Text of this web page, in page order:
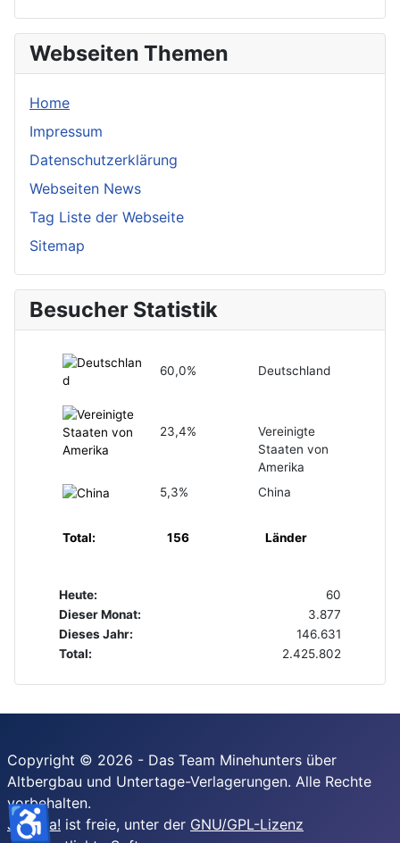
Webseiten Themen
Home
Impressum
Datenschutzerklärung
Webseiten News
Tag Liste der Webseite
Sitemap
Besucher Statistik
60,0% Deutschland
23,4%
Vereinigte
Staaten von
Amerika
5,3%
China
Total: 156 Länder
Heute:
60
Dieser Monat:
3.877
Dieses Jahr:
146.631
Total:
2.425.802
Copyright © 2026 - Das Team Minehunters über
Altbergbau und Untertage-Verlagerungen. Alle Rechte
vorbehalten.
Joomla! ist freie, unter der GNU/GPL-Lizenz